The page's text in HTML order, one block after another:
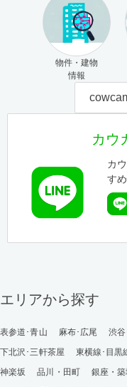
物件・建物
情報
カウ
カ
す
エリアから探す
表参道･青山 麻布･広尾 渋
下北沢･三軒茶屋
東横線･目黒
神楽坂
品川・田町 銀座・